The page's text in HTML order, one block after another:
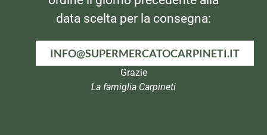
data scelta per la consegna:
INFO@SUPERMERCATOCARPINETI.IT
Grazie
La famiglia Carpineti